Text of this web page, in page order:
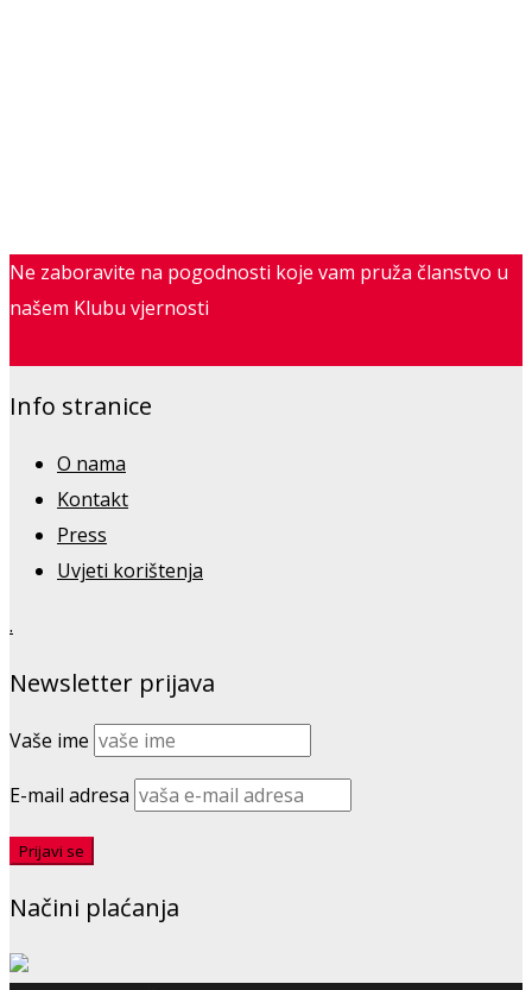
Ne zaboravite na pogodnosti koje vam pruža članstvo u
našem Klubu vjernosti
Info stranice
O nama
Kontakt
Press
Uvjeti korištenja
.
Newsletter prijava
Vaše ime
E-mail adresa
Načini plaćanja